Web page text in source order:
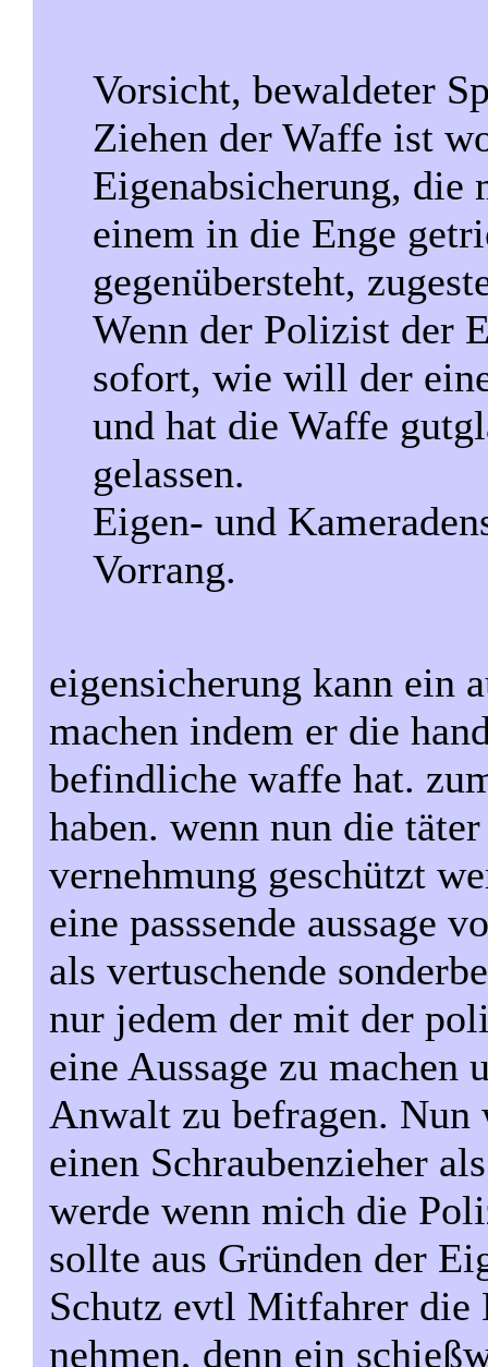
Vorsicht, bewaldeter
Ziehen der Waffe ist
Eigenabsicherung, die
einem in die Enge
gegenübersteht,
Wenn der Polizist der
sofort, wie will der
und hat die Waffe
gelassen.
Eigen- und
Vorrang.
eigensicherung kann ein
machen indem er die
befindliche waffe hat.
haben. wenn nun die
vernehmung geschützt
eine passsende aussage
als vertuschende
nur jedem der mit der
eine Aussage zu
Anwalt zu befragen. Nun
einen Schraubenzieher
werde wenn mich die
sollte aus Gründen der
Schutz evtl Mitfahrer die
nehmen, denn ein